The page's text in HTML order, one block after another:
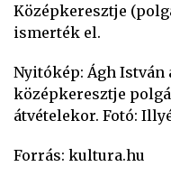
Középkeresztje
ismerték el.
Nyitókép: Ágh István
középkeresztje
átvételekor. Fotó:
Forrás: kultura.hu